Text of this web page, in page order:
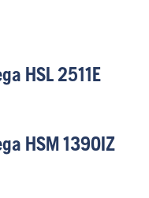
HSL 2511E
HSM 1390IZ